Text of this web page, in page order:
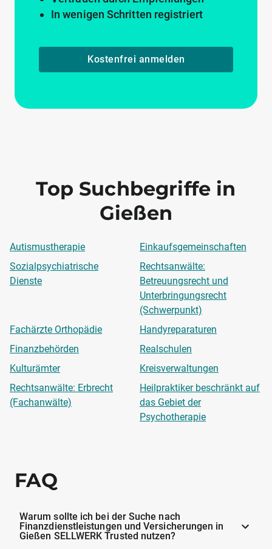
In wenigen Schritten registriert
Kostenfrei anmelden
Top Suchbegriffe in
Gießen
Autismustherapie
Einkaufsgemeinschaften
Sozialpsychiatrische
Dienste
Rechtsanwälte:
Betreuungsrecht und
Unterbringungsrecht
(Schwerpunkt)
Fachärzte Orthopädie
Handyreparaturen
Finanzbehörden
Realschulen
Kulturämter
Kreisverwaltungen
Rechtsanwälte: Erbrecht
(Fachanwälte)
Heilpraktiker beschränkt auf
das Gebiet der
Psychotherapie
FAQ
Warum sollte ich bei der Suche nach
Finanzdienstleistungen und Versicherungen in
Gießen SELLWERK Trusted nutzen?